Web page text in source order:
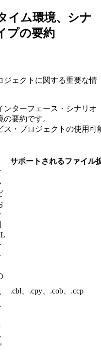
イム環境、シナ
プの要約
ジェクトに関する重要な情
ンターフェース・シナリオ
要約です。
ス・プロジェクトの使用可
サポートされるファイル
.cbl、.cpy、.cob、.ccp